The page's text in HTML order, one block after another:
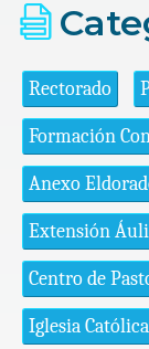
Rectorado
Formación
Anexo
Extensión
Centro de
Iglesia Católica